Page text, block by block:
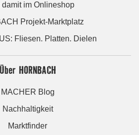
damit im Onlineshop
Projekt-Marktplatz
Fliesen. Platten. Dielen
Über HORNBACH
MACHER Blog
Nachhaltigkeit
Marktfinder